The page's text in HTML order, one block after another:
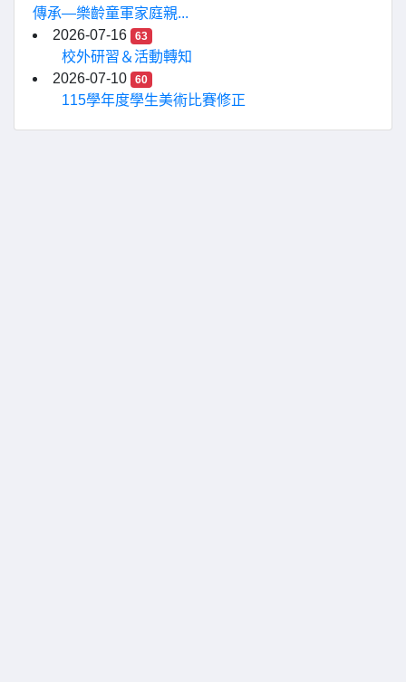
傳承—樂齡童軍家庭親...
2026-07-16
63
校外研習＆活動轉知
2026-07-10
60
115學年度學生美術比賽修正